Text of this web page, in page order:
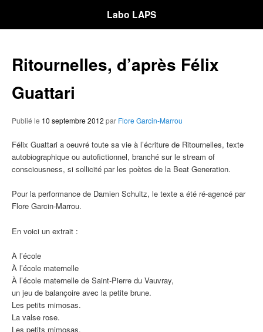
Labo LAPS
Ritournelles, d’après Félix
Guattari
Publié le 10 septembre 2012 par Flore Garcin-Marrou
Félix Guattari a oeuvré toute sa vie à l’écriture de Ritournelles, texte
autobiographique ou autofictionnel, branché sur le stream of
consciousness, si sollicité par les poètes de la Beat Generation.
Pour la performance de Damien Schultz, le texte a été ré-agencé par
Flore Garcin-Marrou.
En voici un extrait :
À l’école
À l’école maternelle
À l’école maternelle de Saint-Pierre du Vauvray,
un jeu de balançoire avec la petite brune.
Les petits mimosas.
La valse rose.
Les petits mimosas.